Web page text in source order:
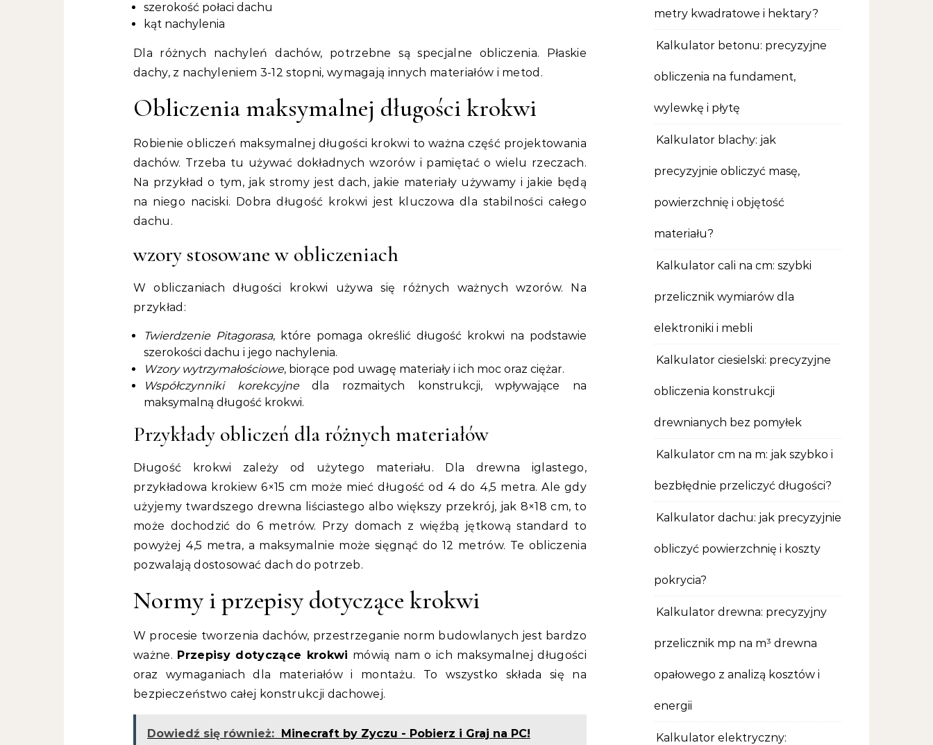
szerokość połaci dachu
kąt nachylenia
Dla różnych nachyleń dachów, potrzebne są specjalne obliczenia. Płaskie
dachy, z nachyleniem 3-12 stopni, wymagają innych materiałów i metod.
Obliczenia maksymalnej długości krokwi
Robienie obliczeń maksymalnej długości krokwi to ważna część projektowania
dachów. Trzeba tu używać dokładnych wzorów i pamiętać o wielu rzeczach.
Na przykład o tym, jak stromy jest dach, jakie materiały używamy i jakie będą
na niego naciski. Dobra długość krokwi jest kluczowa dla stabilności całego
dachu.
wzory stosowane w obliczeniach
W obliczaniach długości krokwi używa się różnych ważnych wzorów. Na
przykład:
Twierdzenie Pitagorasa, które pomaga określić długość krokwi na podstawie
szerokości dachu i jego nachylenia.
Wzory wytrzymałościowe, biorące pod uwagę materiały i ich moc oraz ciężar.
Współczynniki korekcyjnedla rozmaitych konstrukcji, wpływające na
maksymalną długość krokwi.
Przykłady obliczeń dla różnych materiałów
Długość krokwi zależy od użytego materiału. Dla drewna iglastego,
przykładowa krokiew 6×15 cm może mieć długość od 4 do 4,5 metra. Ale gdy
użyjemy twardszego drewna liściastego albo większy przekrój, jak 8×18 cm, to
może dochodzić do 6 metrów. Przy domach z więźbą jętkową standard to
powyżej 4,5 metra, a maksymalnie może sięgnąć do 12 metrów. Te obliczenia
pozwalają dostosować dach do potrzeb.
Normy i przepisy dotyczące krokwi
W procesie tworzenia dachów, przestrzeganie norm budowlanych jest bardzo
ważne. Przepisy dotyczące krokwi mówią nam o ich maksymalnej długości
oraz wymaganiach dla materiałów i montażu. To wszystko składa się na
bezpieczeństwo całej konstrukcji dachowej.
Dowiedź się również: Minecraft by Zyczu - Pobierz i Graj na PC!
metry kwadratowe i hektary?
Kalkulator betonu: precyzyjne
obliczenia na fundament,
wylewkę i płytę
Kalkulator blachy: jak
precyzyjnie obliczyć masę,
powierzchnię i objętość
materiału?
Kalkulator cali na cm: szybki
przelicznik wymiarów dla
elektroniki i mebli
Kalkulator ciesielski: precyzyjne
obliczenia konstrukcji
drewnianych bez pomyłek
Kalkulator cm na m: jak szybko i
bezbłędnie przeliczyć długości?
Kalkulator dachu: jak precyzyjnie
obliczyć powierzchnię i koszty
pokrycia?
Kalkulator drewna: precyzyjny
przelicznik mp na m³ drewna
opałowego z analizą kosztów i
energii
Kalkulator elektryczny: